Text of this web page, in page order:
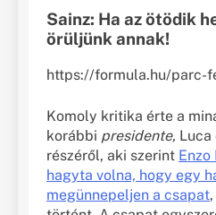
Sainz: Ha az ötödik
örüljünk annak!
https://formula.hu/parc-
Komoly kritika érte a
korábbi presidente, Luca
részéről, aki szerint Enzo
hagyta volna, hogy egy
megünnepeljen a csapat